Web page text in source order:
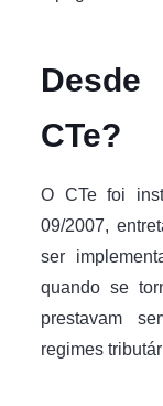
CTe?
O CTe foi
09/2007,
ser
quando se
prestavam
regimes